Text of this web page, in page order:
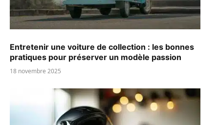
Entretenir une voiture de collection : les bonnes
pratiques pour préserver un modèle passion
18 novembre 2025